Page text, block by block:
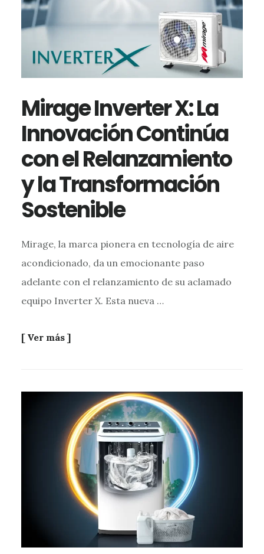
Mirage Inverter X: La
Innovación Continúa
con el Relanzamiento
y la Transformación
Sostenible
Mirage, la marca pionera en tecnología de aire
acondicionado, da un emocionante paso
adelante con el relanzamiento de su aclamado
equipo Inverter X. Esta nueva …
[ Ver más ]